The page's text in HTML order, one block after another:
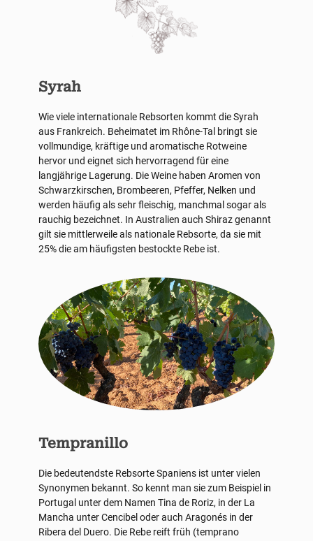
Syrah
Wie viele internationale Rebsorten kommt die Syrah
aus Frankreich. Beheimatet im Rhône-Tal bringt sie
vollmundige, kräftige und aromatische Rotweine
hervor und eignet sich hervorragend für eine
langjährige Lagerung. Die Weine haben Aromen von
Schwarzkirschen, Brombeeren, Pfeffer, Nelken und
werden häufig als sehr fleischig, manchmal sogar als
rauchig bezeichnet. In Australien auch Shiraz genannt
gilt sie mittlerweile als nationale Rebsorte, da sie mit
25% die am häufigsten bestockte Rebe ist.
Tempranillo
Die bedeutendste Rebsorte Spaniens ist unter vielen
Synonymen bekannt. So kennt man sie zum Beispiel in
Portugal unter dem Namen Tina de Roriz, in der La
Mancha unter Cencibel oder auch Aragonés in der
Ribera del Duero. Die Rebe reift früh (temprano